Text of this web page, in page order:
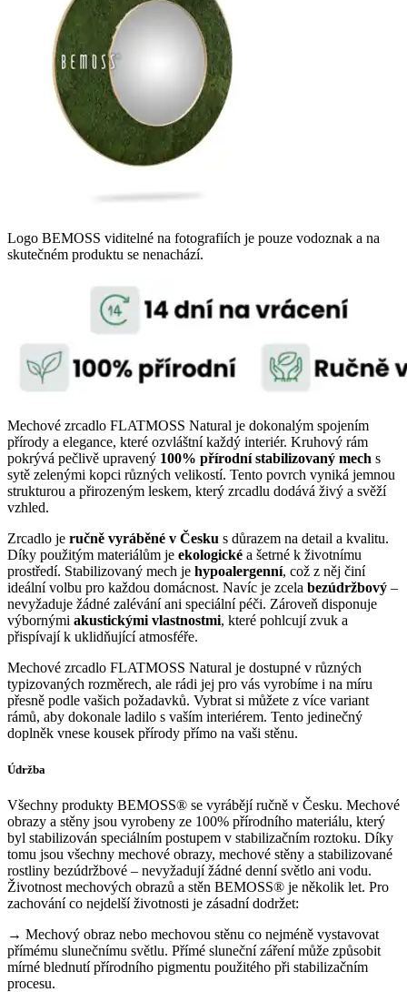
Logo BEMOSS viditelné na fotografiích je pouze vodoznak a na
skutečném produktu se nenachází.
Mechové zrcadlo FLATMOSS Natural je dokonalým spojením
přírody a elegance, které ozvláštní každý interiér. Kruhový rám
pokrývá pečlivě upravený 100% přírodní stabilizovaný mech s
sytě zelenými kopci různých velikostí. Tento povrch vyniká jemnou
strukturou a přirozeným leskem, který zrcadlu dodává živý a svěží
vzhled.
Zrcadlo je ručně vyráběné v Česku s důrazem na detail a kvalitu.
Díky použitým materiálům je ekologické a šetrné k životnímu
prostředí. Stabilizovaný mech je hypoalergenní, což z něj činí
ideální volbu pro každou domácnost. Navíc je zcela bezúdržbový –
nevyžaduje žádné zalévání ani speciální péči. Zároveň disponuje
výbornými akustickými vlastnostmi, které pohlcují zvuk a
přispívají k uklidňující atmosféře.
Mechové zrcadlo FLATMOSS Natural je dostupné v různých
typizovaných rozměrech, ale rádi jej pro vás vyrobíme i na míru
přesně podle vašich požadavků. Vybrat si můžete z více variant
rámů, aby dokonale ladilo s vaším interiérem. Tento jedinečný
doplněk vnese kousek přírody přímo na vaši stěnu.
Údržba
Všechny produkty BEMOSS® se vyrábějí ručně v Česku. Mechové
obrazy a stěny jsou vyrobeny ze 100% přírodního materiálu, který
byl stabilizován speciálním postupem v stabilizačním roztoku. Díky
tomu jsou všechny mechové obrazy, mechové stěny a stabilizované
rostliny bezúdržbové – nevyžadují žádné denní světlo ani vodu.
Životnost mechových obrazů a stěn BEMOSS® je několik let. Pro
zachování co nejdelší životnosti je zásadní dodržet:
→ Mechový obraz nebo mechovou stěnu co nejméně vystavovat
přímému slunečnímu světlu. Přímé sluneční záření může způsobit
mírné blednutí přírodního pigmentu použitého při stabilizačním
procesu.